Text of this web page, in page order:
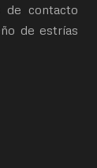
de contacto
de estrías